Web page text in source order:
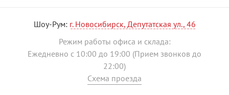
Шоу-Рум: г. Новосибирск, Депутатская ул., 46
Режим работы офиса и склада:
Ежедневно с 10:00 до 19:00 (Прием звонков до
22:00)
Схема проезда